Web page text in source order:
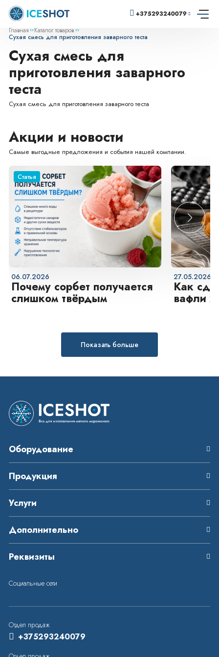
+375293240079
Главная
Каталог товаров
Сухая смесь для приготовления заварного теста
Сухая смесь для
приготовления заварного
теста
Сухая смесь для приготовления заварного теста
Акции и новости
Самые выгодные предложения и события нашей компании.
Cтатья
06.07.2026
Почему сорбет получается
слишком твёрдым
27.05.2026
Как
вафли
Показать больше
Оборудование
Продукция
Услуги
Дополнительно
Реквизиты
Социальные сети
Отдел продаж
+375293240079